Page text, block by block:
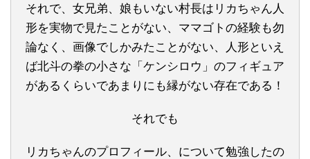
それで、女兄弟、娘もいない村長はリカちゃん人
形を実物で見たことがない、ママゴトの経験も勿
論なく、画像でしかみたことがない、人形といえ
ば北斗の拳の小さな「ケンシロウ」のフィギュア
があるくらいであまりにも縁がない存在である！
それでも
リカちゃんのプロフィール、について勉強したの